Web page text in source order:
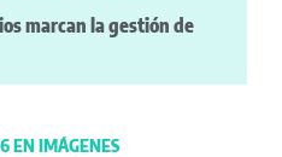
marcan la gestión de
EN IMÁGENES